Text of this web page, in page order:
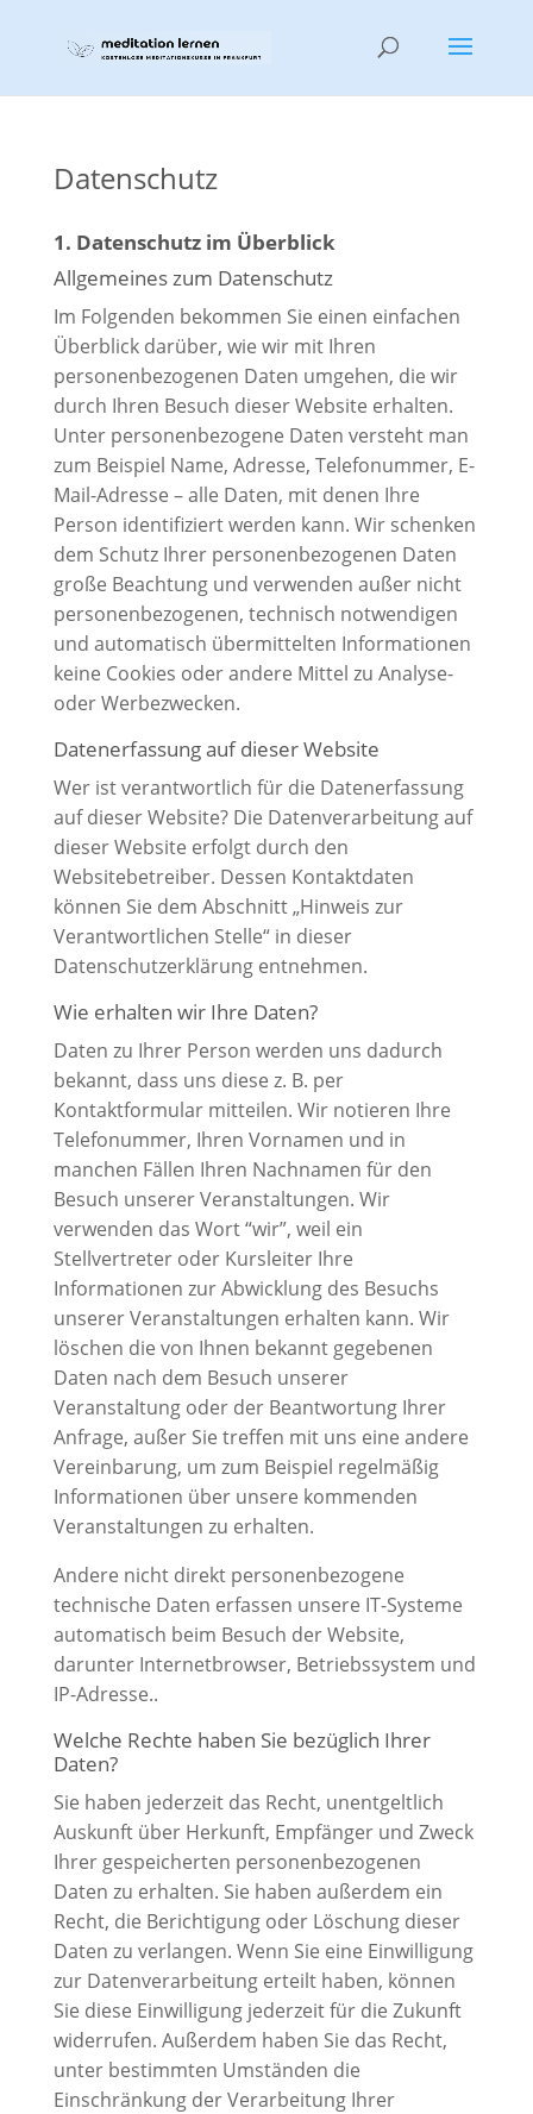
Datenschutz
1. Datenschutz im Überblick
Allgemeines zum Datenschutz
Im Folgenden bekommen Sie einen einfachen
Überblick darüber, wie wir mit Ihren
personenbezogenen Daten umgehen, die wir
durch Ihren Besuch dieser Website erhalten.
Unter personenbezogene Daten versteht man
zum Beispiel Name, Adresse, Telefonummer, E-
Mail-Adresse – alle Daten, mit denen Ihre
Person identifiziert werden kann. Wir schenken
dem Schutz Ihrer personenbezogenen Daten
große Beachtung und verwenden außer nicht
personenbezogenen, technisch notwendigen
und automatisch übermittelten Informationen
keine Cookies oder andere Mittel zu Analyse-
oder Werbezwecken.
Datenerfassung auf dieser Website
Wer ist verantwortlich für die Datenerfassung
auf dieser Website? Die Datenverarbeitung auf
dieser Website erfolgt durch den
Websitebetreiber. Dessen Kontaktdaten
können Sie dem Abschnitt „Hinweis zur
Verantwortlichen Stelle“ in dieser
Datenschutzerklärung entnehmen.
Wie erhalten wir Ihre Daten?
Daten zu Ihrer Person werden uns dadurch
bekannt, dass uns diese z. B. per
Kontaktformular mitteilen. Wir notieren Ihre
Telefonummer, Ihren Vornamen und in
manchen Fällen Ihren Nachnamen für den
Besuch unserer Veranstaltungen. Wir
verwenden das Wort “wir”, weil ein
Stellvertreter oder Kursleiter Ihre
Informationen zur Abwicklung des Besuchs
unserer Veranstaltungen erhalten kann. Wir
löschen die von Ihnen bekannt gegebenen
Daten nach dem Besuch unserer
Veranstaltung oder der Beantwortung Ihrer
Anfrage, außer Sie treffen mit uns eine andere
Vereinbarung, um zum Beispiel regelmäßig
Informationen über unsere kommenden
Veranstaltungen zu erhalten.
Andere nicht direkt personenbezogene
technische Daten erfassen unsere IT-Systeme
automatisch beim Besuch der Website,
darunter Internetbrowser, Betriebssystem und
IP-Adresse..
Welche Rechte haben Sie bezüglich Ihrer
Daten?
Sie haben jederzeit das Recht, unentgeltlich
Auskunft über Herkunft, Empfänger und Zweck
Ihrer gespeicherten personenbezogenen
Daten zu erhalten. Sie haben außerdem ein
Recht, die Berichtigung oder Löschung dieser
Daten zu verlangen. Wenn Sie eine Einwilligung
zur Datenverarbeitung erteilt haben, können
Sie diese Einwilligung jederzeit für die Zukunft
widerrufen. Außerdem haben Sie das Recht,
unter bestimmten Umständen die
Einschränkung der Verarbeitung Ihrer